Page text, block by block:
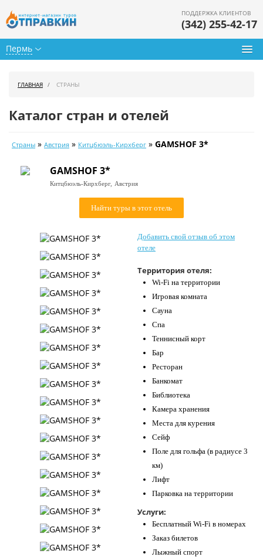
Пермь
ПОДДЕРЖКА КЛИЕНТОВ
(342) 255-42-17
Календарь туров
Цены дня
Контакты
ГЛАВНАЯ СТРАНЫ
Каталог стран и отелей
Страны » Австрия » Китцбюэль-Кирхберг » GAMSHOF 3*
GAMSHOF 3*
Китцбюэль-Кирхберг, Австрия
Найти туры в этот отель
Добавить свой отзыв об этом
отеле
Территория отеля:
Wi-Fi на территории
Игровая комната
Сауна
Спа
Теннисный корт
Бар
Ресторан
Банкомат
Библиотека
Камера хранения
Места для курения
Сейф
Поле для гольфа (в радиусе 3
км)
Лифт
Парковка на территории
Услуги:
Бесплатный Wi-Fi в номерах
Заказ билетов
Лыжный спорт